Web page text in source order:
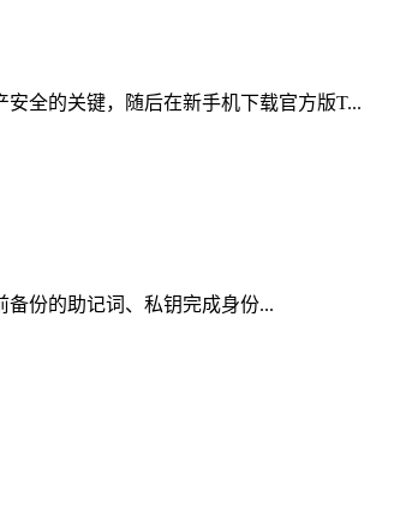
全的关键，随后在新手机下载官方版T...
备份的助记词、私钥完成身份...